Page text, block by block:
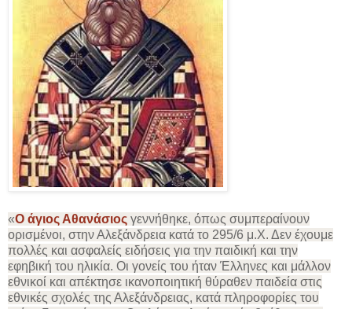
«Ο άγιος Αθανάσιος γεννήθηκε, όπως συμπεραίνουν
ορισμένοι, στην Αλεξάνδρεια κατά το 295/6 μ.Χ. Δεν έχουμε
πολλές και ασφαλείς ειδήσεις για την παιδική και την
εφηβική του ηλικία. Οι γονείς του ήταν Έλληνες και μάλλον
εθνικοί και απέκτησε ικανοποιητική θύραθεν παιδεία στις
εθνικές σχολές της Αλεξάνδρειας, κατά πληροφορίες του